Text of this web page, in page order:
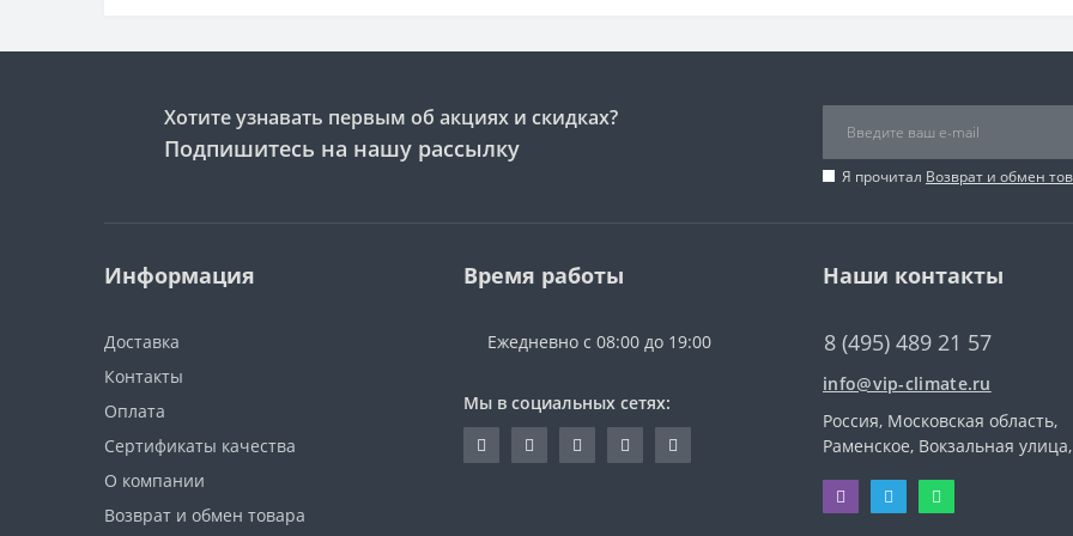
Хотите узнавать первым об акциях и скидках?
Подпишитесь на нашу рассылку
Я прочитал Возврат и обмен
Информация
Доставка
Контакты
Оплата
Сертификаты качества
О компании
Возврат и обмен товара
Время работы
Ежедневно с 08:00 до 19:00
Мы в социальных сетях:
Наши контакты
8 (495) 489 21 57
info@vip-climate.ru
Россия, Московская область,
Раменское, Вокзальная